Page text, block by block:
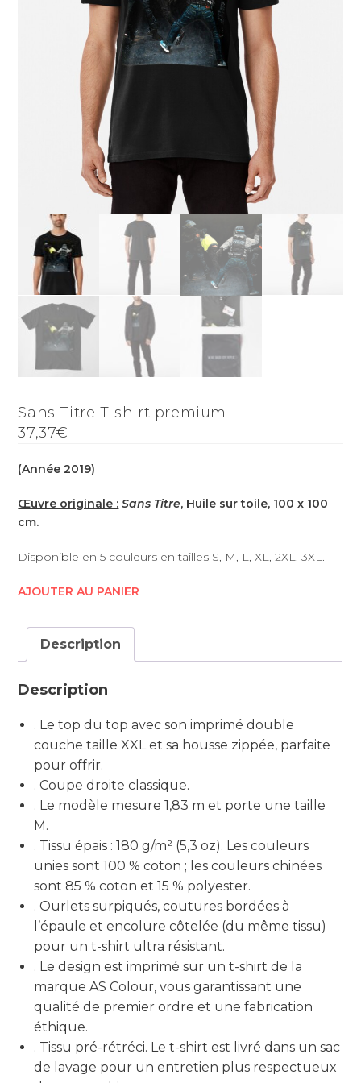
Sans Titre T-shirt premium
37,37€
(Année 2019)
Œuvre originale : Sans Titre, Huile sur toile, 100 x 100
cm.
Disponible en 5 couleurs en tailles S, M, L, XL, 2XL, 3XL.
AJOUTER AU PANIER
Description
Description
. Le top du top avec son imprimé double
couche taille XXL et sa housse zippée, parfaite
pour offrir.
. Coupe droite classique.
. Le modèle mesure 1,83 m et porte une taille
M.
. Tissu épais : 180 g/m² (5,3 oz). Les couleurs
unies sont 100 % coton ; les couleurs chinées
sont 85 % coton et 15 % polyester.
. Ourlets surpiqués, coutures bordées à
l’épaule et encolure côtelée (du même tissu)
pour un t-shirt ultra résistant.
. Le design est imprimé sur un t-shirt de la
marque AS Colour, vous garantissant une
qualité de premier ordre et une fabrication
éthique.
. Tissu pré-rétréci. Le t-shirt est livré dans un sac
de lavage pour un entretien plus respectueux